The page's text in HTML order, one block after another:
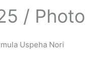
/
Uspeha Nori